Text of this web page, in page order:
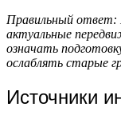
Правильный ответ:
актуальные
означать
ослаблять старые
Источники